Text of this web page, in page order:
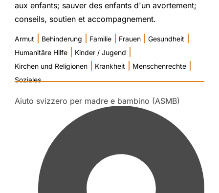
aux enfants; sauver des enfants d'un avortement;
conseils, soutien et accompagnement.
Armut Behinderung Familie Frauen Gesundheit
Humanitäre Hilfe Kinder / Jugend
Kirchen und Religionen Krankheit Menschenrechte
Soziales
Aiuto svizzero per madre e bambino (ASMB)